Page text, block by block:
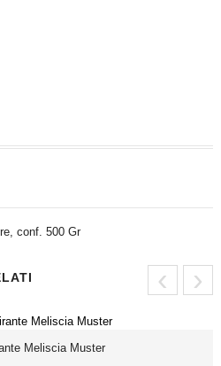
conf. 500 Gr
‹ ›
Meliscia Muster